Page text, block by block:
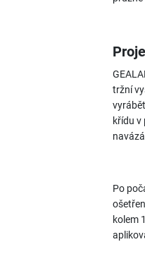
tržní
křídu v
Po
kolem